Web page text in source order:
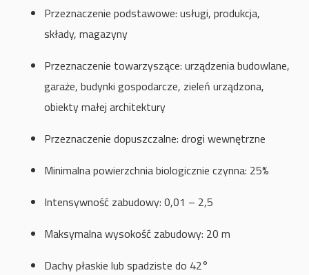
Przeznaczenie podstawowe: usługi, produkcja,
składy, magazyny
Przeznaczenie towarzyszące: urządzenia budowlane,
garaże, budynki gospodarcze, zieleń urządzona,
obiekty małej architektury
Przeznaczenie dopuszczalne: drogi wewnętrzne
Minimalna powierzchnia biologicznie czynna: 25%
Intensywność zabudowy: 0,01 – 2,5
Maksymalna wysokość zabudowy: 20 m
Dachy płaskie lub spadziste do 42°